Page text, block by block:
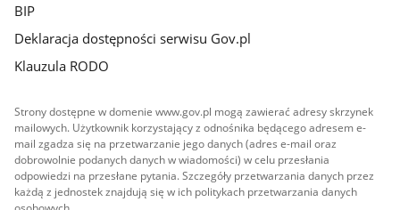
BIP
Deklaracja dostępności serwisu Gov.pl
Klauzula RODO
Strony dostępne w domenie www.gov.pl mogą zawierać adresy skrzynek
mailowych. Użytkownik korzystający z odnośnika będącego adresem e-
mail zgadza się na przetwarzanie jego danych (adres e-mail oraz
dobrowolnie podanych danych w wiadomości) w celu przesłania
odpowiedzi na przesłane pytania. Szczegóły przetwarzania danych przez
każdą z jednostek znajdują się w ich politykach przetwarzania danych